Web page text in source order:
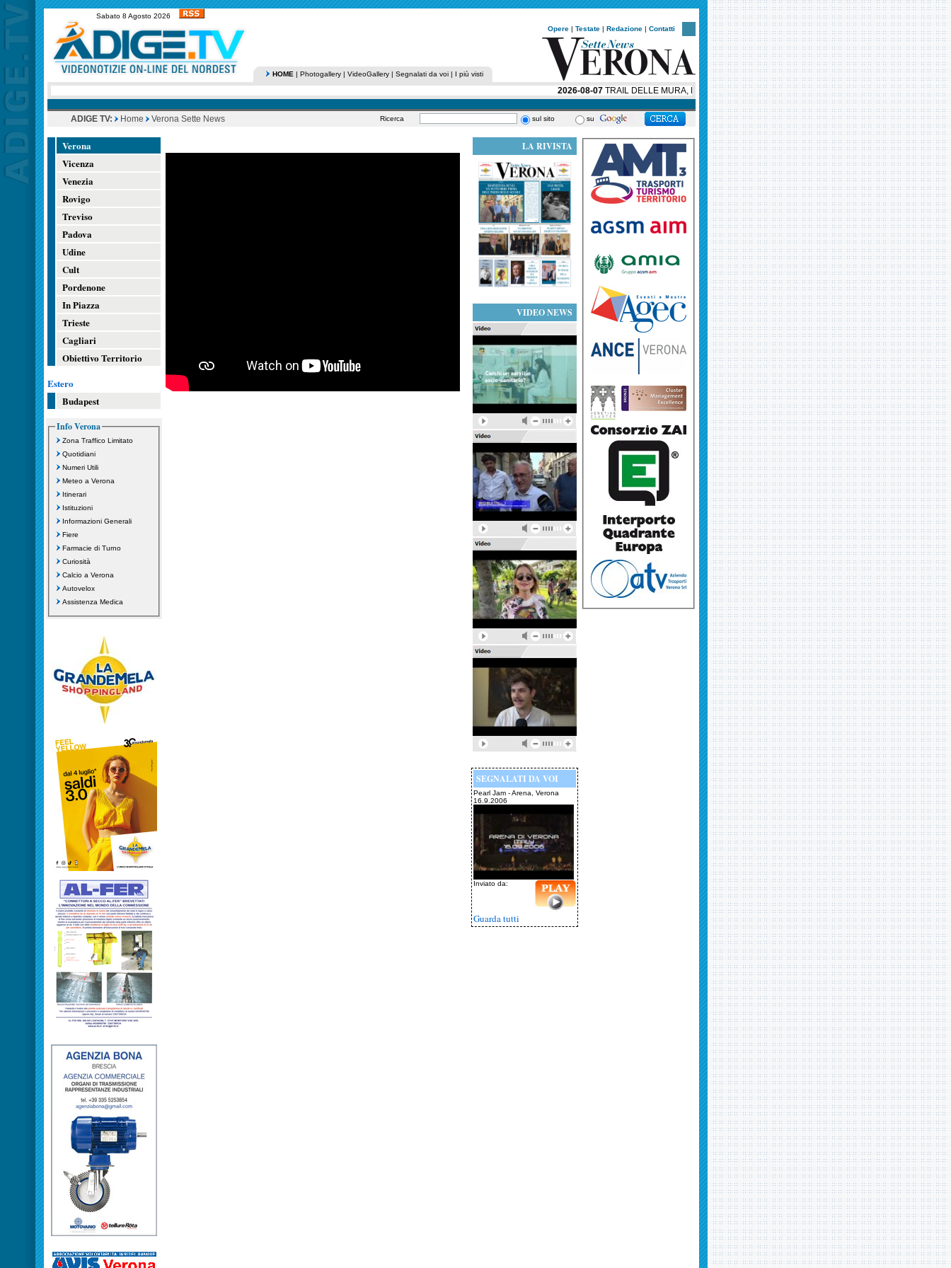
Sabato 8 Agosto 2026
Opere | Testate | Redazione | Contatti
HOME | Photogallery | VideoGallery | Segnalati da voi | I più visti
2026-08-07TRAIL DELLE MURA, LA NOTTE VERONESE CORRE CON UN NUOVO CUORE SOLIDALE
ADIGE TV: Home Verona Sette News Ricerca sul sito su
Verona
Vicenza
Venezia
Rovigo
Treviso
Padova
Udine
Cult
Pordenone
In Piazza
Trieste
Cagliari
Obiettivo Territorio
Estero
Budapest
Info Verona
Zona Traffico Limitato
Quotidiani
Numeri Utili
Meteo a Verona
Itinerari
Istituzioni
Informazioni Generali
Fiere
Farmacie di Turno
Curiosità
Calcio a Verona
Autovelox
Assistenza Medica
LA RIVISTA
VIDEO NEWS
SEGNALATI DA VOI
Pearl Jam - Arena, Verona
16.9.2006
Inviato da:
Guarda tutti